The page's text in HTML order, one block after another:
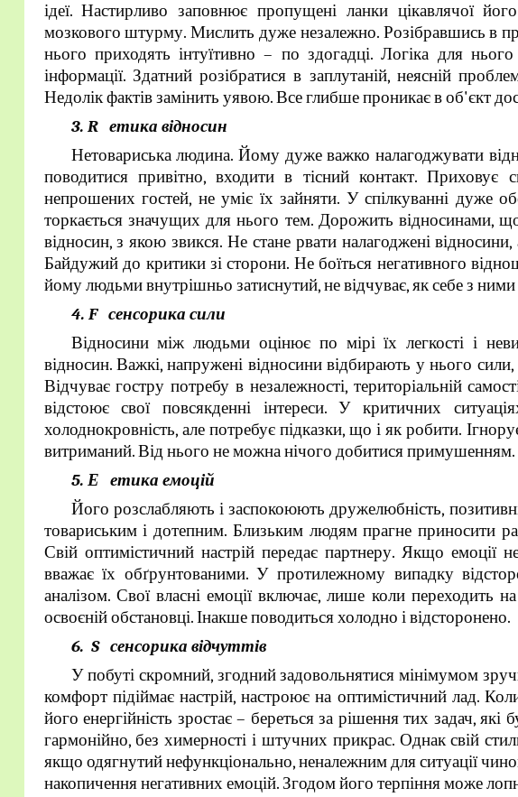
ідеї. Настирливо заповнює пропущені ланки цікавлячої
мозкового штурму. Мислить дуже незалежно. Розібравшись в
нього приходять інтуїтивно – по здогадці. Логіка для
інформації. Здатний розібратися в заплутаній, неясній
Недолік фактів замінить уявою. Все глибше проникає в об'єкт
3. R етика відносин
Нетовариська людина. Йому дуже важко налагоджувати
поводитися привітно, входити в тісний контакт.
непрошених гостей, не уміє їх зайняти. У спілкуванні дуже
торкається значущих для нього тем. Дорожить відносинами,
відносин, з якою звикся. Не стане рвати налагоджені
Байдужий до критики зі сторони. Не боїться негативного
йому людьми внутрішньо затиснутий, не відчуває, як себе з ними
4. F сенсорика сили
Відносини між людьми оцінює по мірі їх легкості і
відносин. Важкі, напружені відносини відбирають у нього
Відчуває гостру потребу в незалежності, територіальній
відстоює свої повсякденні інтереси. У критичних
холоднокровність, але потребує підказки, що і як робити.
витриманий. Від нього не можна нічого добитися примушенням.
5. Е етика емоцій
Його розслабляють і заспокоюють дружелюбність,
товариським і дотепним. Близьким людям прагне приносити
Свій оптимістичний настрій передає партнеру. Якщо емоції
вважає їх обґрунтованими. У протилежному випадку
аналізом. Свої власні емоції включає, лише коли переходить
освоєній обстановці. Інакше поводиться холодно і відсторонено.
6. S сенсорика відчуттів
У побуті скромний, згодний задовольнятися мінімумом
комфорт підіймає настрій, настроює на оптимістичний лад.
його енергійність зростає – береться за рішення тих задач,
гармонійно, без химерності і штучних прикрас. Однак свій
якщо одягнутий нефункціонально, неналежним для ситуації
накопичення негативних емоцій. Згодом його терпіння може